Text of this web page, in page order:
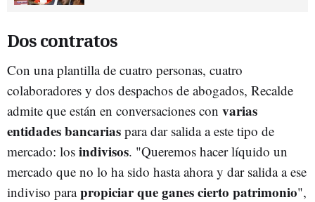
Dos contratos
Con una plantilla de cuatro personas, cuatro
colaboradores y dos despachos de abogados, Recalde
admite que están en conversaciones con varias
entidades bancarias para dar salida a este tipo de
mercado: los indivisos. "Queremos hacer líquido un
mercado que no lo ha sido hasta ahora y dar salida a ese
indiviso parapropiciar que ganes cierto patrimonio",